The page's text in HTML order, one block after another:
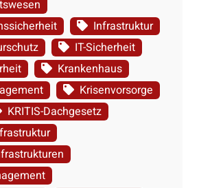
Infrastruktur
IT-Sicherheit
Krankenhaus
Krisenvorsorge
KRITIS-Dachgesetz